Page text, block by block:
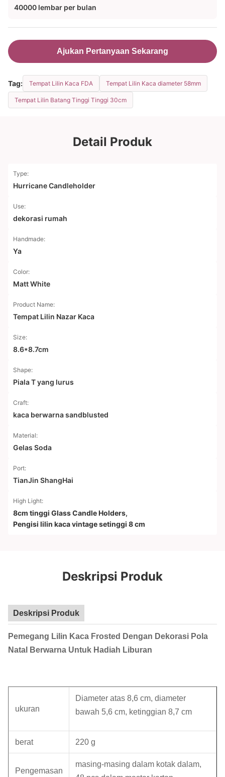
40000 lembar per bulan
Ajukan Pertanyaan Sekarang
Tag: Tempat Lilin Kaca FDA Tempat Lilin Kaca diameter 58mm
Tempat Lilin Batang Tinggi Tinggi 30cm
Detail Produk
Type:
Hurricane Candleholder
Use:
dekorasi rumah
Handmade:
Ya
Color:
Matt White
Product Name:
Tempat Lilin Nazar Kaca
Size:
8.6*8.7cm
Shape:
Piala T yang lurus
Craft:
kaca berwarna sandblusted
Material:
Gelas Soda
Port:
TianJin ShangHai
High Light:
8cm tinggi Glass Candle Holders,
Pengisi lilin kaca vintage setinggi 8 cm
Deskripsi Produk
Deskripsi Produk
Pemegang Lilin Kaca Frosted Dengan Dekorasi Pola
Natal Berwarna Untuk Hadiah Liburan
ukuran
Diameter atas 8,6 cm, diameter
bawah 5,6 cm, ketinggian 8,7 cm
berat 220 g
Pengemasan
masing-masing dalam kotak dalam,